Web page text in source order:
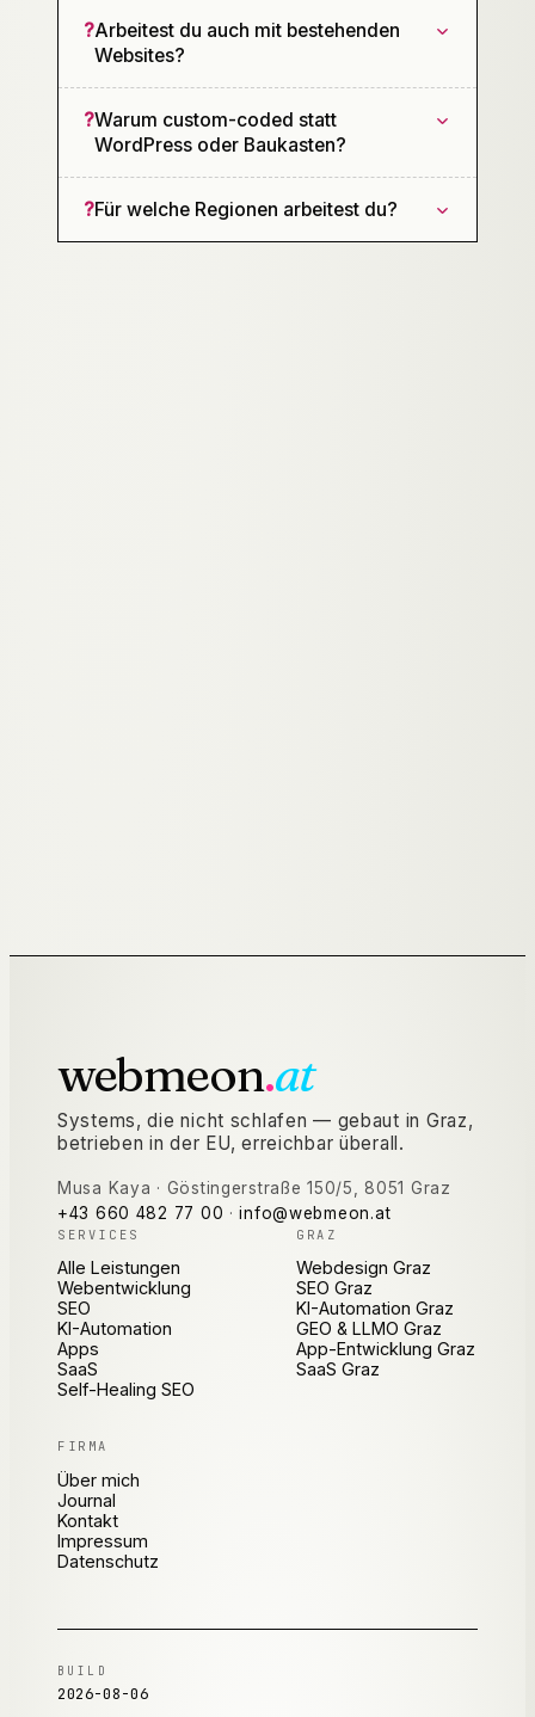
?Arbeitest du auch mit bestehenden
Websites?
?Warum custom-coded statt
WordPress oder Baukasten?
?Für welche Regionen arbeitest du?
webmeon.at
Systems, die nicht schlafen — gebaut in Graz,
betrieben in der EU, erreichbar überall.
Musa Kaya · Göstingerstraße 150/5 8051 Graz
+43 660 482 77 00 ·info@webmeon.at
SERVICES
Alle Leistungen
Webentwicklung
SEO
KI-Automation
Apps
SaaS
Self-Healing SEO
GRAZ
Webdesign Graz
SEO Graz
KI-Automation Graz
GEO & LLMO Graz
App-Entwicklung Graz
SaaS Graz
FIRMA
Über mich
Journal
Kontakt
Impressum
Datenschutz
BUILD
2026-08-06